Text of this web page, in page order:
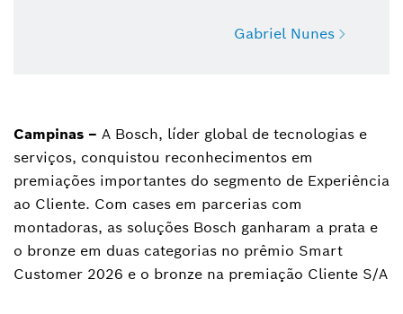
Gabriel Nunes
Campinas – A Bosch, líder global de tecnologias e
serviços, conquistou reconhecimentos em
premiações importantes do segmento de Experiência
ao Cliente. Com cases em parcerias com
montadoras, as soluções Bosch ganharam a prata e
o bronze em duas categorias no prêmio Smart
Customer 2026 e o bronze na premiação Cliente S/A